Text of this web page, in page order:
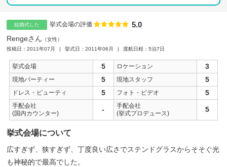
結婚式した 挙式会場の評価 点数
5.0
Rengeさん
女性
投稿日：2011年07月
挙式日：2011年06月 渡航日程：5泊7日
挙式会場 5 ロケーション 3
現地パーティー 5 現地スタッフ 5
ドレス・ビューティ 5 フォト・ビデオ 5
手配会社
(国内カウンター)
-
手配会社
(挙式プロデュース)
5
挙式会場について
広すぎず、狭すぎず、丁度良い広さでステンドグラスからそそぐ光
も神秘的で最高でした。